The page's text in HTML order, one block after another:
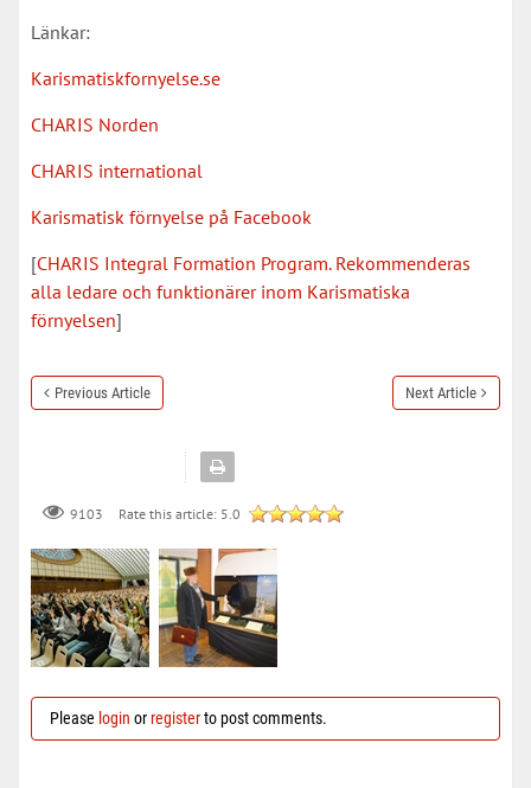
Länkar:
Karismatiskfornyelse.se
CHARIS Norden
CHARIS international
Karismatisk förnyelse på Facebook
[CHARIS Integral Formation Program. Rekommenderas
alla ledare och funktionärer inom Karismatiska
förnyelsen]
Previous Article Next Article
9103 Rate this article: 5.0
Please login orregisterto post comments.